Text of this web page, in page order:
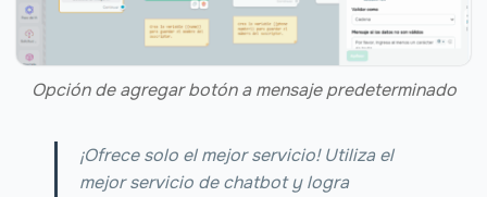
Opción de agregar botón a mensaje predeterminado
¡Ofrece solo el mejor servicio! Utiliza el
mejor servicio de chatbot y logra